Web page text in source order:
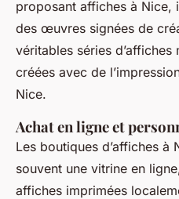
proposant affiches à Nice,
des œuvres signées de
véritables séries
créées avec de
Nice.
Achat en ligne et
Les boutiques d’affiches
souvent une vitrine en
affiches imprimées